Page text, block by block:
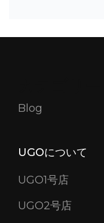
Blog
UGOについて
UGO1号店
UGO2号店